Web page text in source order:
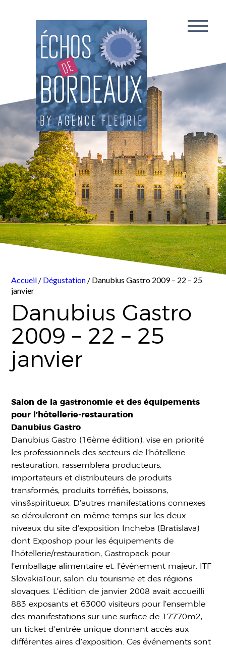
Accueil / Dégustation / Danubius Gastro 2009 – 22 – 25
janvier
Danubius Gastro
2009 – 22 – 25
janvier
Salon de la gastronomie et des équipements
pour l’hôtellerie-restauration
Danubius Gastro
Danubius Gastro (16ème édition), vise en priorité
les professionnels des secteurs de l’hôtellerie
restauration, rassemblera producteurs,
importateurs et distributeurs de produits
transformés, produits torréfiés, boissons,
vins&spiritueux. D’autres manifestations connexes
se dérouleront en même temps sur les deux
niveaux du site d’exposition Incheba (Bratislava)
dont Exposhop pour les équipements de
l’hôtellerie/restauration, Gastropack pour
l’emballage alimentaire et, l’événement majeur, ITF
SlovakiaTour, salon du tourisme et des régions
slovaques. L’édition de janvier 2008 avait accueilli
883 exposants et 63000 visiteurs pour l’ensemble
des manifestations sur une surface de 17770m2,
un ticket d’entrée unique donnant accès aux
différentes aires d’exposition. Ces événements sont